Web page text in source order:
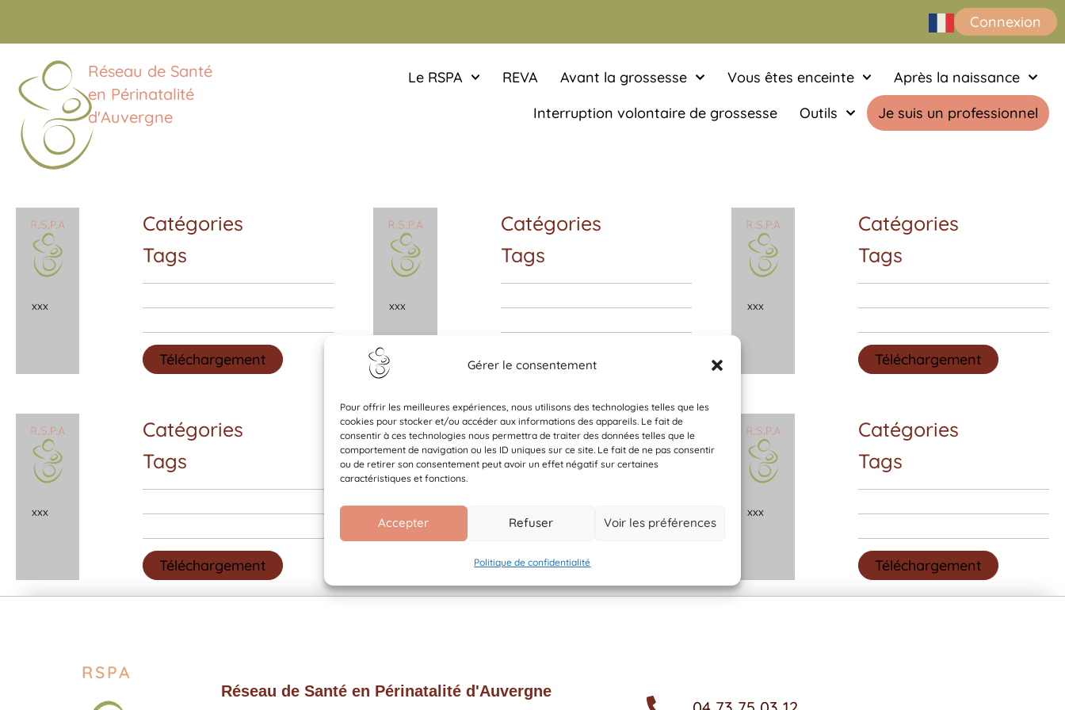
Gérer le consentement
Pour offrir les meilleures expériences, nous utilisons des technologies telles que les
cookies pour stocker et/ou accéder aux informations des appareils. Le fait de
consentir à ces technologies nous permettra de traiter des données telles que le
comportement de navigation ou les ID uniques sur ce site. Le fait de ne pas consentir
ou de retirer son consentement peut avoir un effet négatif sur certaines
caractéristiques et fonctions.
Accepter Refuser Voir les préférences
Politique de confidentialité
Connexion
Réseau de Santé
en Périnatalité
d'Auvergne
Le RSPA REVA Avant la grossesse Vous êtes enceinte
Après la naissance
Interruption volontaire de grossesse
Outils Je suis un professionnel
xxx
Catégories
Tags
Téléchargement
xxx
Catégories
Tags
Téléchargement
xxx
Catégories
Tags
Téléchargement
xxx
Catégories
Tags
Téléchargement
Catégories
Tags
Téléchargement
xxx
Catégories
Tags
Téléchargement
RSPA
Réseau de Santé en Périnatalité d'Auvergne